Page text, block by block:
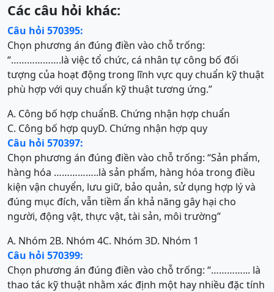
Các câu hỏi khác:
Câu hỏi 570395:
Chọn phương án đúng điền vào chỗ trống:
“……………….là việc tổ chức, cá nhân tự công bố đối
tượng của hoạt động trong lĩnh vực quy chuẩn kỹ thuật
phù hợp với quy chuẩn kỹ thuật tương ứng.”
A. Công bố hợp chuẩnB. Chứng nhận hợp chuẩn
C. Công bố hợp quyD. Chứng nhận hợp quy
Câu hỏi 570397:
Chọn phương án đúng điền vào chỗ trống: “Sản phẩm,
hàng hóa ……………..là sản phẩm, hàng hóa trong điều
kiện vận chuyển, lưu giữ, bảo quản, sử dụng hợp lý và
đúng mục đích, vẫn tiềm ẩn khả năng gây hại cho
người, động vật, thực vật, tài sản, môi trường”
A. Nhóm 2B. Nhóm 4C. Nhóm 3D. Nhóm 1
Câu hỏi 570399:
Chọn phương án đúng điền vào chỗ trống: “…………... là
thao tác kỹ thuật nhằm xác định một hay nhiều đặc tính